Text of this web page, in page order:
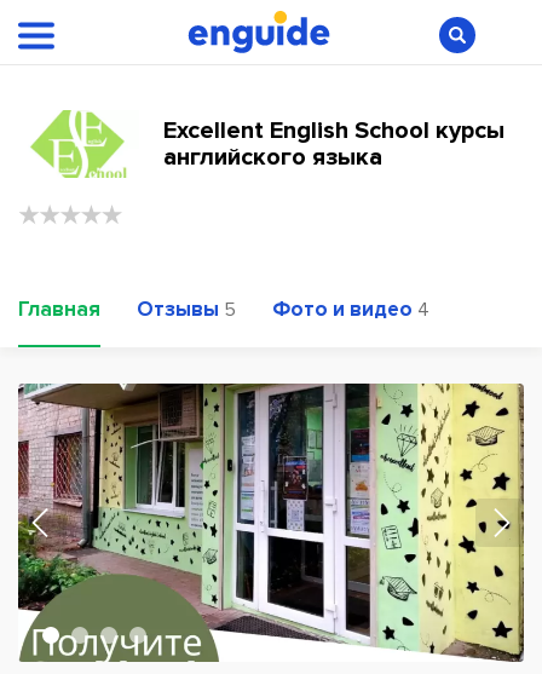
Excellent English School курсы
английского языка
Главная Отзывы 5 Фото и видео 4